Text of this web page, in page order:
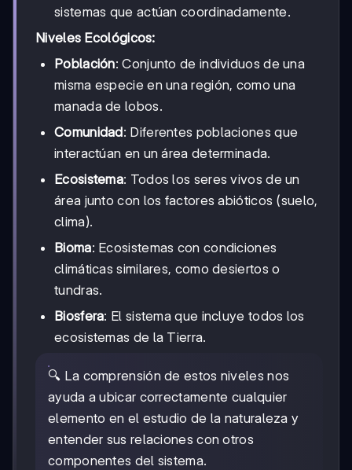
sistemas que actúan coordinadamente.
Niveles Ecológicos:
Población: Conjunto de individuos de una
misma especie en una región, como una
manada de lobos.
Comunidad: Diferentes poblaciones que
interactúan en un área determinada.
Ecosistema: Todos los seres vivos de un
área junto con los factores abióticos (suelo,
clima).
Bioma: Ecosistemas con condiciones
climáticas similares, como desiertos o
tundras.
Biosfera: El sistema que incluye todos los
ecosistemas de la Tierra.
🔍 La comprensión de estos niveles nos
ayuda a ubicar correctamente cualquier
elemento en el estudio de la naturaleza y
entender sus relaciones con otros
componentes del sistema.